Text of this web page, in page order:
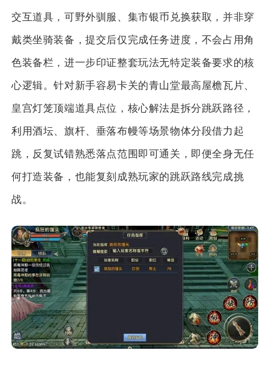
交互道具，可野外驯服、集市银币兑换获取，并非穿
戴类坐骑装备，提交后仅完成任务进度，不会占用角
色装备栏，进一步印证整套玩法无特定装备要求的核
心逻辑。针对新手容易卡关的青山堂最高屋檐瓦片、
皇宫灯笼顶端道具点位，核心解法是拆分跳跃路径，
利用酒坛、旗杆、垂落布幔等场景物体分段借力起
跳，反复试错熟悉落点范围即可通关，即便全身无任
何打造装备，也能复刻成熟玩家的跳跃路线完成挑
战。